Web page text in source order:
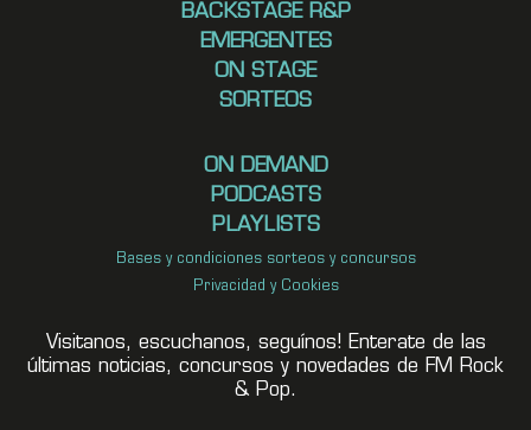
BACKSTAGE R&P
EMERGENTES
ON STAGE
SORTEOS
ON DEMAND
PODCASTS
PLAYLISTS
Bases y condiciones sorteos y concursos
Privacidad y Cookies
Visitanos, escuchanos, seguínos! Enterate de las
últimas noticias, concursos y novedades de FM Rock
& Pop.